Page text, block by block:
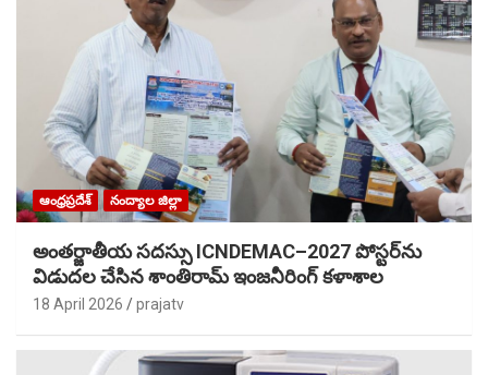
ఆంధ్రప్రదేశ్ నంద్యాల జిల్లా
అంతర్జాతీయ సదస్సు ICNDEMAC–2027 పోస్టర్‌ను
విడుదల చేసిన శాంతిరామ్ ఇంజనీరింగ్ కళాశాల
18 April 2026 prajatv